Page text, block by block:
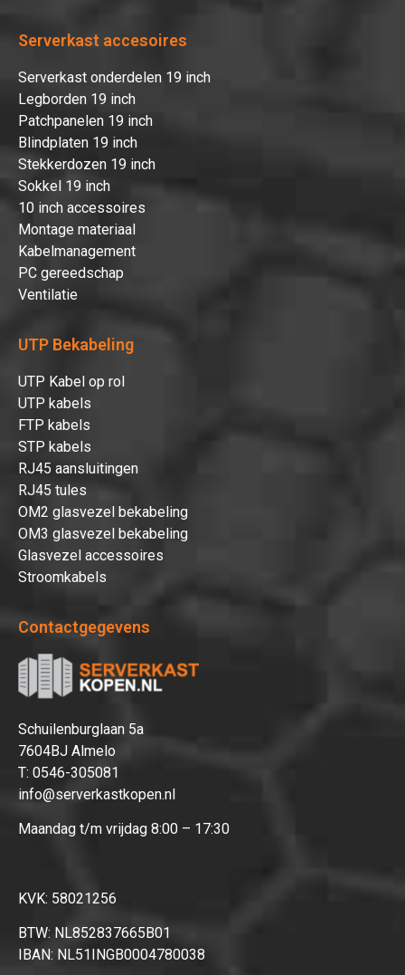
Serverkast accesoires
Serverkast onderdelen 19 inch
Legborden 19 inch
Patchpanelen 19 inch
Blindplaten 19 inch
Stekkerdozen 19 inch
Sokkel 19 inch
10 inch accessoires
Montage materiaal
Kabelmanagement
PC gereedschap
Ventilatie
UTP Bekabeling
UTP Kabel op rol
UTP kabels
FTP kabels
STP kabels
RJ45 aansluitingen
RJ45 tules
OM2 glasvezel bekabeling
OM3 glasvezel bekabeling
Glasvezel accessoires
Stroomkabels
Contactgegevens
Schuilenburglaan 5a
7604BJ Almelo
T: 0546-305081
info@serverkastkopen.nl
Maandag t/m vrijdag 8:00 – 17:30
KVK: 58021256
BTW: NL852837665B01
IBAN: NL51INGB0004780038
Hartelijk dank!
aan uw winkelwagen!
Verder winkelen